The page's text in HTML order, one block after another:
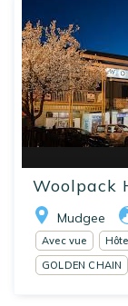
Woolpack
Mudgee
Avec vue
GOLDEN CHAIN